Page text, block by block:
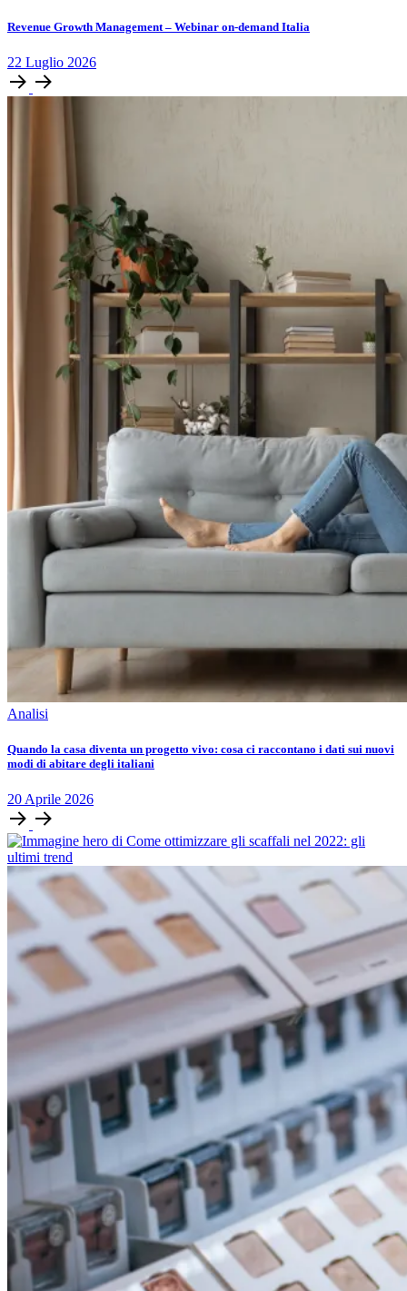
Revenue Growth Management – Webinar on-demand Italia
22 Luglio 2026
Analisi
Quando la casa diventa un progetto vivo: cosa ci raccontano i dati sui nuovi
modi di abitare degli italiani
20 Aprile 2026